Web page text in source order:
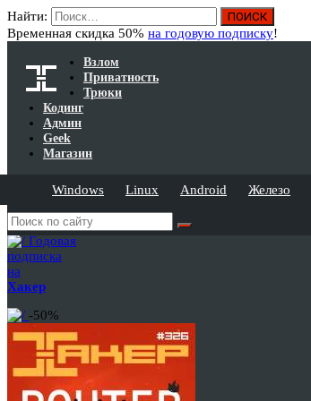
Найти:
Временная скидка 50% на годовую подписку!
Взлом
Приватность
Трюки
Кодинг
Админ
Geek
Магазин
Windows Linux Android Железо
Годовая
подписка
на
Хакер
-50%